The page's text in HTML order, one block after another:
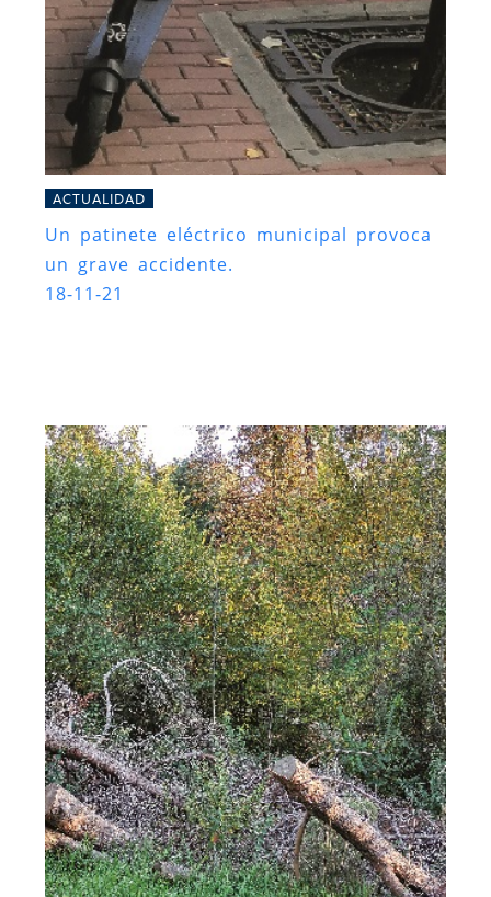
ACTUALIDAD
Un patinete eléctrico municipal provoca
un grave accidente.
18-11-21